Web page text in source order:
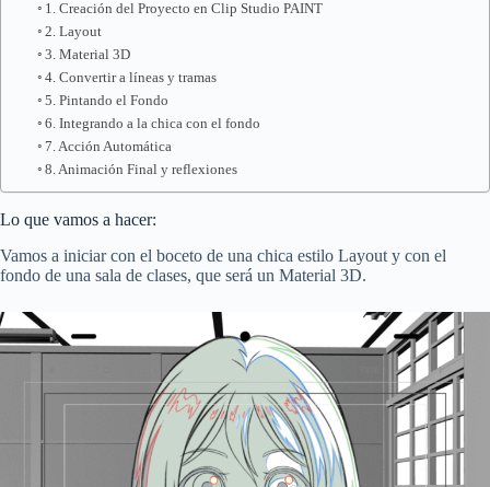
1. Creación del Proyecto en Clip Studio PAINT
2. Layout
3. Material 3D
4. Convertir a líneas y tramas
5. Pintando el Fondo
6. Integrando a la chica con el fondo
7. Acción Automática
8. Animación Final y reflexiones
Lo que vamos a hacer:
Vamos a iniciar con el boceto de una chica estilo Layout y con el
fondo de una sala de clases, que será un Material 3D.